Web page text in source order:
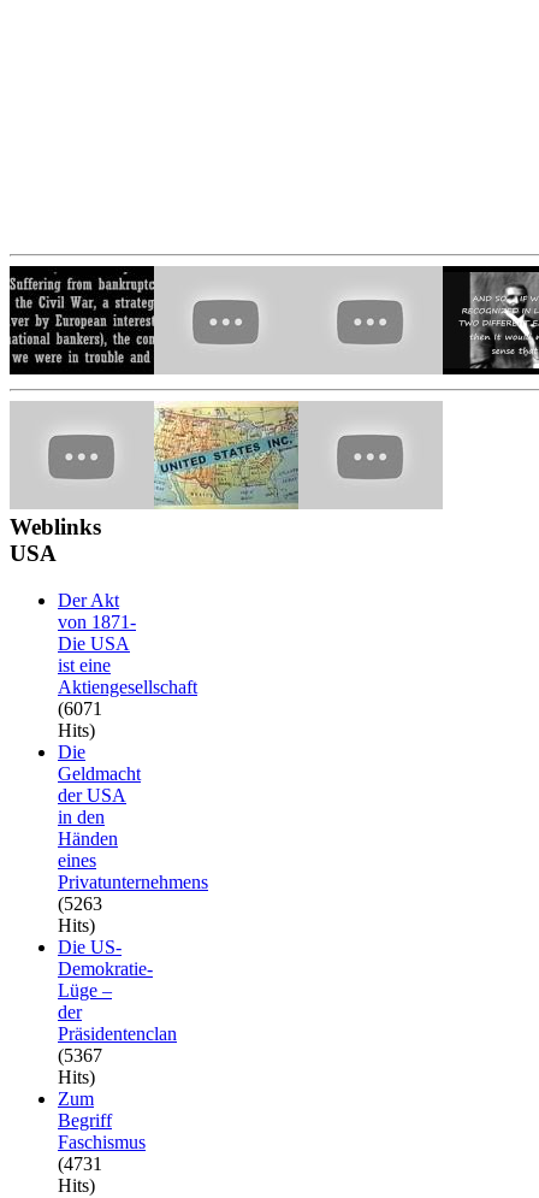
Weblinks
USA
Der Akt
von 1871-
Die USA
ist eine
Aktiengesellschaft
(6071
Hits)
Die
Geldmacht
der USA
in den
Händen
eines
Privatunternehmens
(5263
Hits)
Die US-
Demokratie-
Lüge –
der
Präsidentenclan
(5367
Hits)
Zum
Begriff
Faschismus
(4731
Hits)